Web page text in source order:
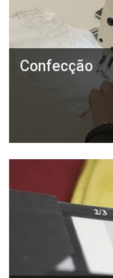
Confecção